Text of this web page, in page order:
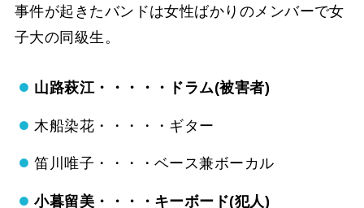
事件が起きたバンドは女性ばかりのメンバーで女
子大の同級生。
山路萩江・・・・・ドラム(被害者)
木船染花・・・・・ギター
笛川唯子・・・・ベース兼ボーカル
小暮留美・・・・キーボード(犯人)